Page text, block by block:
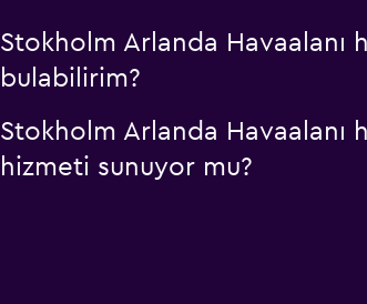
Stokholm Arlanda Havaalanı
bulabilirim?
Stokholm Arlanda Havaalanı
hizmeti sunuyor mu?